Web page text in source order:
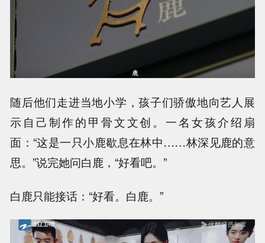
随后他们走进当地小学，孩子们骄傲地向艺人展
示自己制作的甲骨文文创。一名女孩介绍扇
面：“这是一只小鹿歇息在林中……林深见鹿的意
思。”说完她问白鹿，“好看吧。”
白鹿只能接话：“好看。白鹿。”